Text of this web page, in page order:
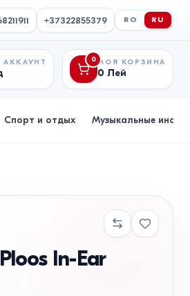
+37322855379 RO RU
0 МОЯ КОРЗИНА
0 Лей
Спорт и отдых Музыкальные
In-Ear